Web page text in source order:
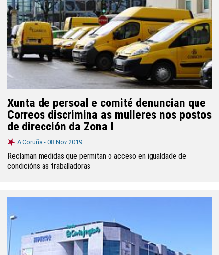
Xunta de persoal e comité denuncian que
Correos discrimina as mulleres nos postos
de dirección da Zona I
A Coruña - 08 Nov 2019
Reclaman medidas que permitan o acceso en igualdade de
condicións ás traballadoras